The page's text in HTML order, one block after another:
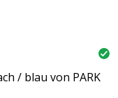
/ blau von PARK